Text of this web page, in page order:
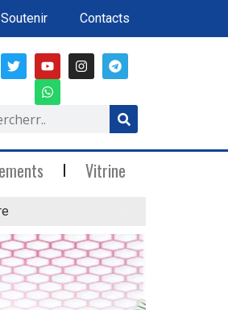
Soutenir Contacts
Vitrine